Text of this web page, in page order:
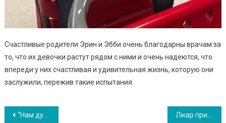
Счастливые родители Эрин и Эбби очень благодарны врачам за
то, что их девочки растут рядом с ними и очень надеются, что
впереди у них счастливая и удивительная жизнь, которую они
заслужили, пережив такие испытания.
Навигация
“Нам дуже важко..”Жінка народила 19-ту дитину в 45 років!Вражаюча історія із Рівненщини. ФОТО